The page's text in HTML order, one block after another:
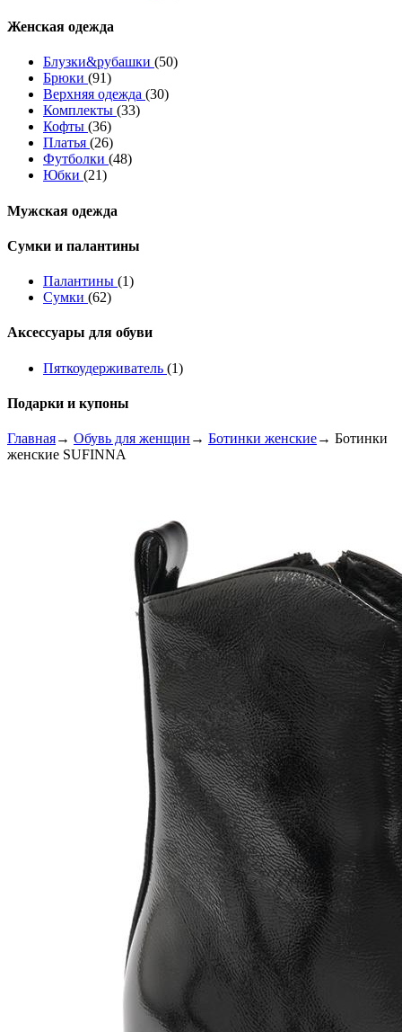
Женская одежда
Блузки&рубашки (50)
Брюки (91)
Верхняя одежда (30)
Комплекты (33)
Кофты (36)
Платья (26)
Футболки (48)
Юбки (21)
Мужская одежда
Сумки и палантины
Палантины (1)
Сумки (62)
Аксессуары для обуви
Пяткоудерживатель (1)
Подарки и купоны
Главная→ Обувь для женщин → Ботинки женские→ Ботинки
женские SUFINNA